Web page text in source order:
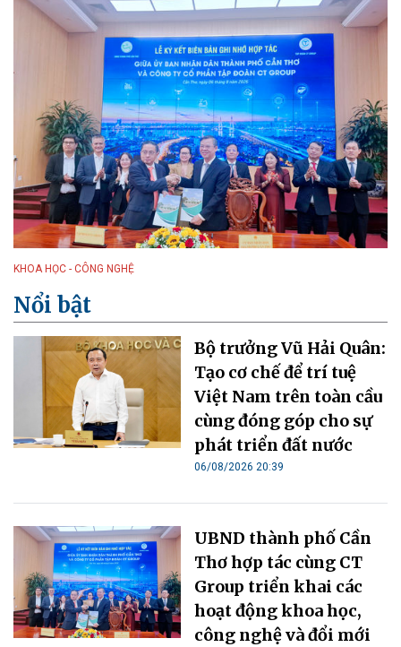
KHOA HỌC - CÔNG NGHỆ
Nổi bật
Bộ trưởng Vũ Hải Quân:
Tạo cơ chế để trí tuệ
Việt Nam trên toàn cầu
cùng đóng góp cho sự
phát triển đất nước
06/08/2026 20:39
UBND thành phố Cần
Thơ hợp tác cùng CT
Group triển khai các
hoạt động khoa học,
công nghệ và đổi mới